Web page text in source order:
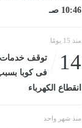
10:46 صـ
منذ 15 يومًا
14
توقف خدمات
فى كوبا
انقطاع الكهرباء
منذ شهر واحد